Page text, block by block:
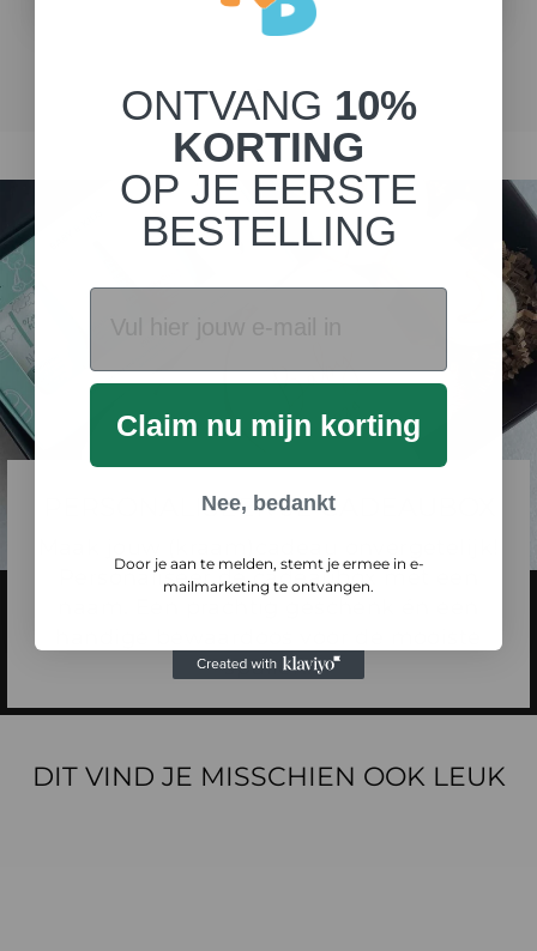
PERSONALISEER JE CADEAUBOX
Personaliseer de cadeaubox met een
spullen.
DIT VIND JE MISSCHIEN OOK LEUK
ONTVANG 10%
KORTING
OP JE EERSTE
BESTELLING
EMAIL
Claim nu mijn korting
Nee, bedankt
Door je aan te melden, stemt je ermee in e-
mailmarketing te ontvangen.